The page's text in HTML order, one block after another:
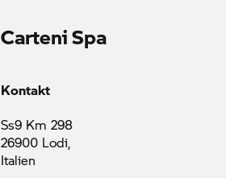
Carteni Spa
Kontakt
Ss9 Km 298
26900 Lodi,
Italien